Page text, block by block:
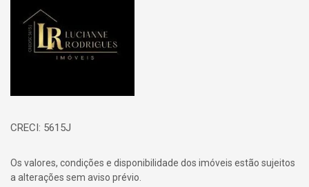
CRECI: 5615J
Os valores, condições e disponibilidade dos imóveis estão sujeitos
a alterações sem aviso prévio.